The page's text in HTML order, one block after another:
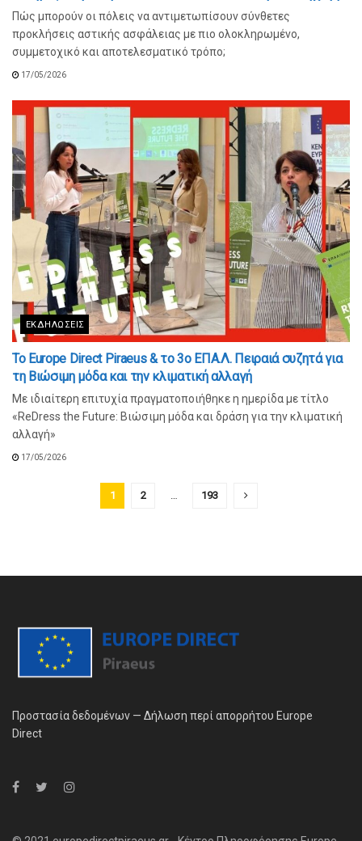
Πώς μπορούν οι πόλεις να αντιμετωπίσουν σύνθετες
προκλήσεις αστικής ασφάλειας με πιο ολοκληρωμένο,
συμμετοχικό και αποτελεσματικό τρόπο;
17/05/2026
ΕΚΔΗΛΏΣΕΙΣ
To Europe Direct Piraeus & τo 3ο ΕΠΑ.Λ. Πειραιά συζητά για
τη Βιώσιμη μόδα και την κλιματική αλλαγή
Με ιδιαίτερη επιτυχία πραγματοποιήθηκε η ημερίδα με τίτλο
«ReDress the Future: Βιώσιμη μόδα και δράση για την κλιματική
αλλαγή»
17/05/2026
1 2 193
Προστασία δεδομένων — Δήλωση περί απορρήτου Europe
Direct